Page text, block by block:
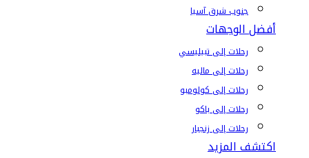
جنوب شرق آسيا
أفضل الوجهات
رحلات إلى تبيليسي
رحلات إلى ماليه
رحلات إلى كولومبو
رحلات إلى باكو
رحلات إلى زنجبار
اكتشف المزيد